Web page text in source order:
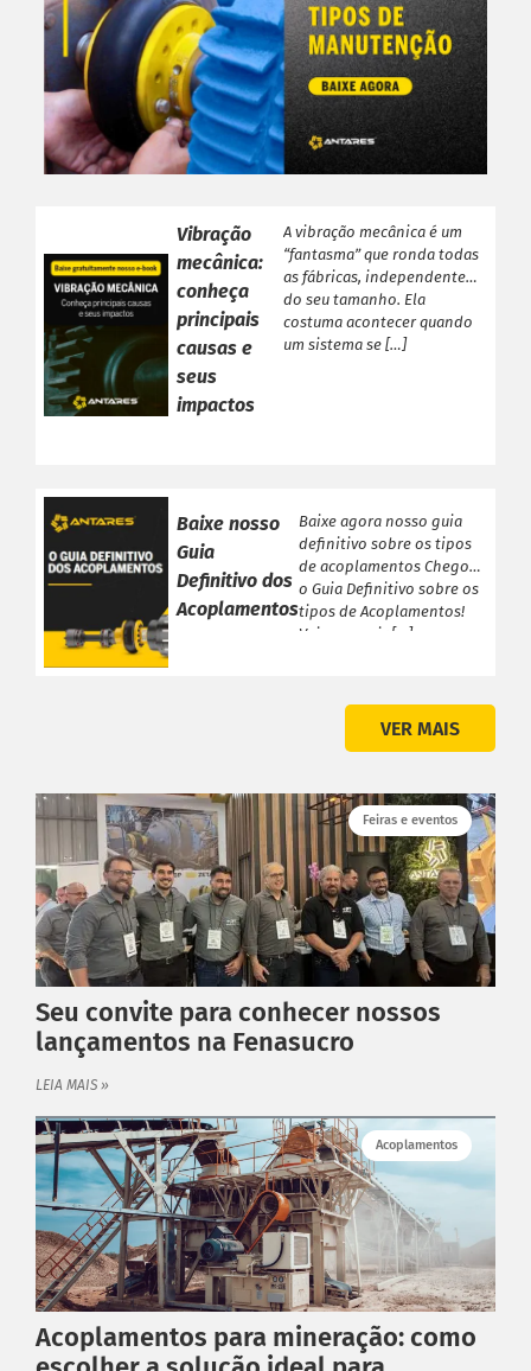
Vibração
mecânica:
conheça
principais
causas e
seus
impactos
A vibração mecânica é um
“fantasma” que ronda todas
as fábricas, independente
do seu tamanho. Ela
costuma acontecer quando
um sistema se […]
Baixe nosso
Guia
Definitivo dos
Acoplamentos
Baixe agora nosso guia
definitivo sobre os tipos
de acoplamentos Chegou
o Guia Definitivo sobre os
tipos de Acoplamentos!
Veja a seguir […]
VER MAIS
Feiras e eventos
Seu convite para conhecer nossos
lançamentos na Fenasucro
LEIA MAIS »
Acoplamentos
Acoplamentos para mineração: como